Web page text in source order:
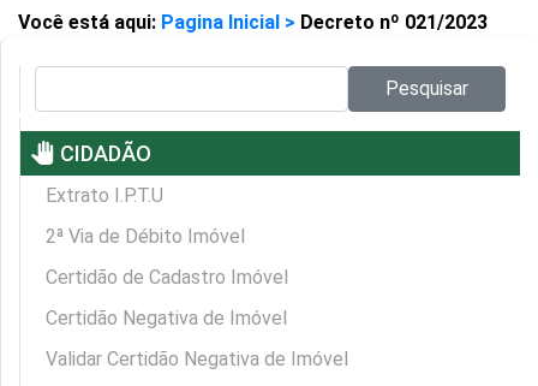
Você está aqui: Pagina Inicial > Decreto nº 021/2023
Pesquisar
pan_tool CIDADÃO
Extrato I.P.T.U
2ª Via de Débito Imóvel
Certidão de Cadastro Imóvel
Certidão Negativa de Imóvel
Validar Certidão Negativa de Imóvel